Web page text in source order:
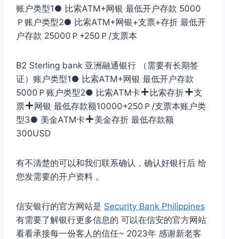
账户类型1● 比索ATM+网银 最低开户存款 5000
Ｐ账户类型2● 比索ATM+网银+支票+存折 最低开
户存款 25000Ｐ+250Ｐ/支票本
B2 Sterling bank 亚洲融通银行 （需要有长期签
证）账户类型1● 比索ATM+网银 最低开户存款
5000Ｐ账户类型2● 比索ATM卡
比索存折
支
票
网银 最低存款额10000+250Ｐ/支票本账户类
型3● 美金ATM卡
美金存折 最低存款额
300USD
有不清楚的可以和我们联系确认，确认好银行后 给
您发需要的开户资料 。
信安银行的官方网站是 Security Bank Philippines
有需要了解银行更多信息的 可以在信安的官方网站
看看承接每一份客人的信任~ 2023年 感谢新老客